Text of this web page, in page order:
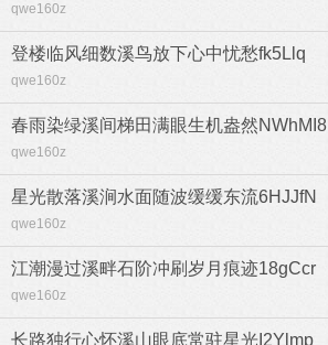
qwe160z
登楼临风细数溪鸟放下心中忧愁fk5Llq
qwe160z
春雨染绿溪间梯田满眼生机盎然NWhMI8
qwe160z
星光散落溪涧水面随波缓缓东流6HJJfN
qwe160z
江潮漫过溪畔石阶冲刷岁月痕迹18gCcr
qwe160z
长路独行心怀溪山眼底常驻星光I2Ylmp